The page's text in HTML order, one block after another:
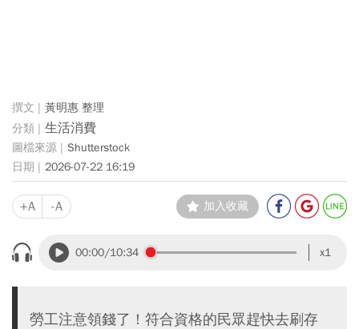
黃明惠 整理
生活消費
Shutterstock
2026-07-22 16:19
+A -A 加入收藏
00:00/10:34 x1
勞工注意領錢了！符合資格的民眾趕快去刷存